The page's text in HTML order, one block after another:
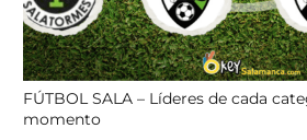
FÚTBOL SALA – Líderes de cada
momento